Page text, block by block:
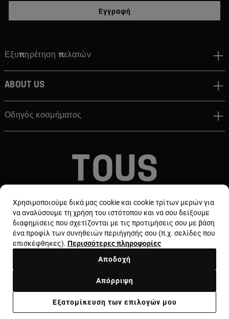
Εγγραφή
Εξυπηρέτηση πελατών
About us
Οδηγός κοσμήματος
Χώρα και νόμισμα:
Όροι και προϋποθέσεις Χρήση και πολιτική απορρήτου
Χρησιμοποιούμε δικά μας cookie και cookie τρίτων μερών για
να αναλύσουμε τη χρήση του ιστότοπου και να σου δείξουμε
διαφημίσεις που σχετίζονται με τις προτιμήσεις σου με βάση
ένα προφίλ των συνηθειών περιήγησής σου (π.χ. σελίδες που
επισκέφθηκες). Περισσότερες πληροφορίες
Εξατομίκευση των επιλογών μου
Απόρριψη
Αποδοχή